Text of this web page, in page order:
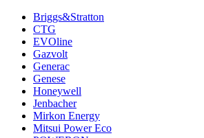
Briggs&Stratton
CTG
EVOline
Gazvolt
Generac
Genese
Honeywell
Jenbacher
Mirkon Energy
Mitsui Power Eco